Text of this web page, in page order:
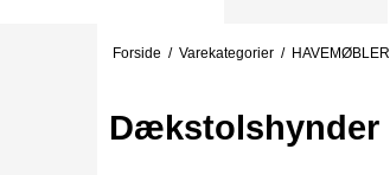
Forside / Varekategorier / HAVEMØBLER
Dækstolshynder